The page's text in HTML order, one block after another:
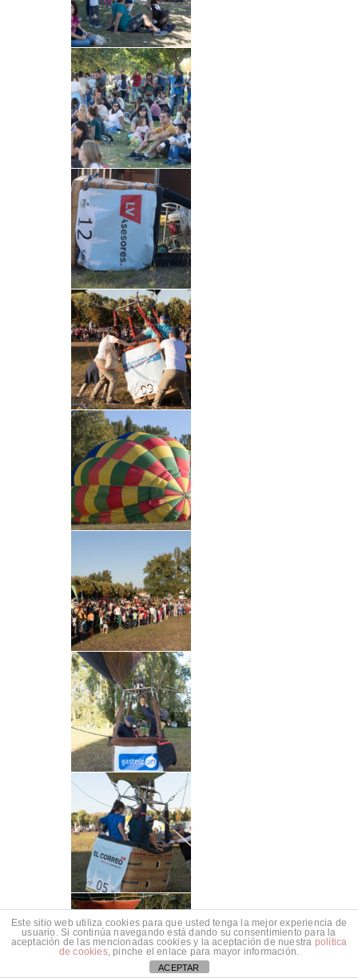
Este sitio web utiliza cookies para que usted tenga la mejor experiencia de
usuario. Si continúa navegando está dando su consentimiento para la
aceptación de las mencionadas cookies y la aceptación de nuestra política
de cookies, pinche el enlace para mayor información.
ACEPTAR